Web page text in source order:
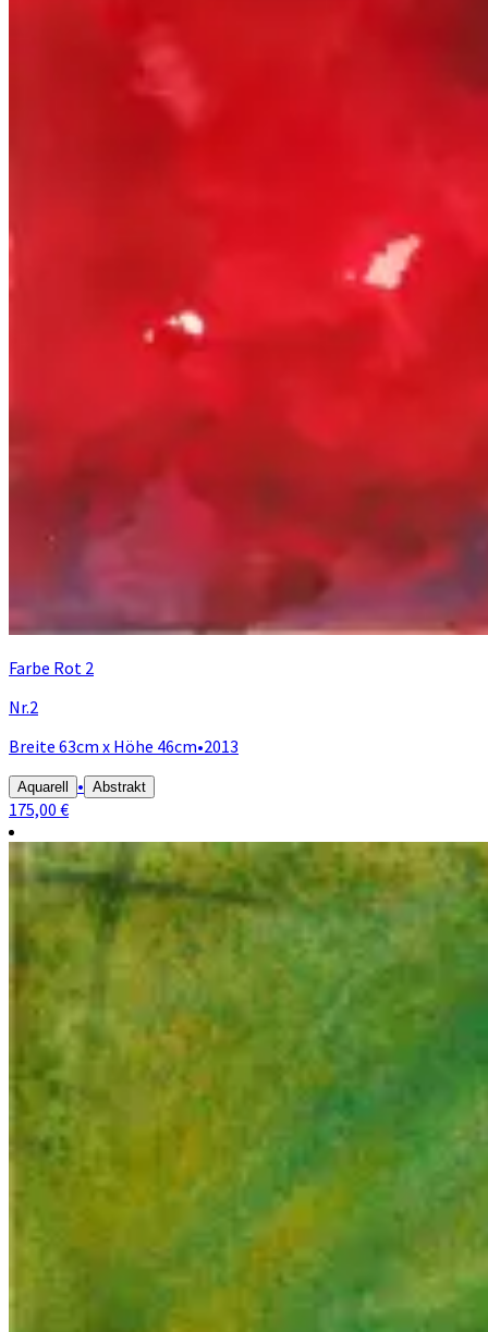
Farbe Rot 2
Nr.2
Breite 63cm x Höhe 46cm•2013
Aquarell • Abstrakt
175,00 €